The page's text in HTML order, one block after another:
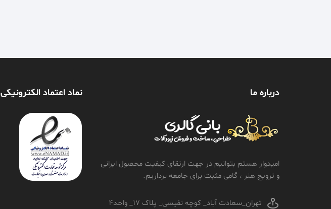
درباره ما
امیدوار هستم بتوانیم در جهت ارتقای کیفیت محصول ایرانی
و ترویج هنر ، گامی مثبت برای جامعه برداریم.
تهران_سعادت آباد_ کوچه نفیسی_ پلاک 17_ واحد4
نماد اعتماد الکترونیکی